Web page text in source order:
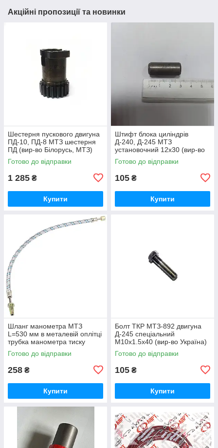
Акційні пропозиції та новинки
Шестерня пускового двигуна
ПД-10, ПД-8 МТЗ шестерня
ПД (вир-во Білорусь, МТЗ)
50-1024092-2А /
5010240922А
Готово до відправки
1 285 ₴
Купити
Штифт блока циліндрів
Д-240, Д-245 МТЗ
установочний 12х30 (вир-во
Україна) 50-1002034 / 50-
1002034-А
Готово до відправки
105 ₴
Купити
Шланг манометра МТЗ
L=530 мм в металевій оплітці
трубка манометра тиску
масла (вир-во Україна) 70-
3801180
Готово до відправки
258 ₴
Купити
Болт ТКР МТЗ-892 двигуна
Д-245 спеціальний
М10х1.5х40 (вир-во Україна)
245-1008031 / 245-1008031-А
Готово до відправки
105 ₴
Купити